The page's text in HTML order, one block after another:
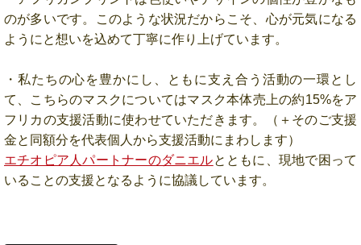
のが多いです。このような状況だからこそ、心が元気になる
ようにと想いを込めて丁寧に作り上げています。
・私たちの心を豊かにし、ともに支え合う活動の一環とし
て、こちらのマスクについてはマスク本体売上の約15%をア
フリカの支援活動に使わせていただきます。（＋そのご支援
金と同額分を代表個人から支援活動にまわします）
エチオピア人パートナーのダニエルとともに、現地で困って
いることの支援となるように協議しています。